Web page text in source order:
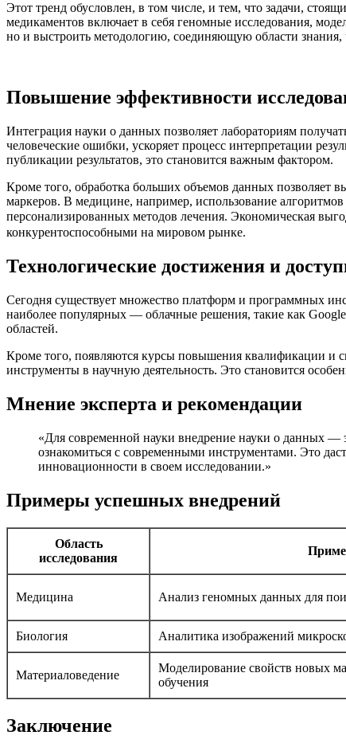
Этот тренд обусловлен, в том числе, и тем, что задачи,
медикаментов включает в себя геномные исследования,
но и выстроить методологию, соединяющую области знания,
Повышение эффективности
Интеграция науки о данных позволяет лабораториям
человеческие ошибки, ускоряет процесс интерпретации
публикации результатов, это становится важным фактором.
Кроме того, обработка больших объемов данных позволяет
маркеров. В медицине, например, использование
персонализированных методов лечения. Экономическая
конкурентоспособными на мировом рынке.
Технологические достижения и
Сегодня существует множество платформ и программных
наиболее популярных — облачные решения, такие как
областей.
Кроме того, появляются курсы повышения квалификации и
инструменты в научную деятельность. Это становится
Мнение эксперта и рекомендации
«Для современной науки внедрение науки о данных —
ознакомиться с современными инструментами. Это
инновационности в своем исследовании.»
Примеры успешных внедрений
Область
исследования
Медицина Анализ геномных данных для
Биология Аналитика изображений
Материаловедение
Моделирование свойств новых
обучения
Заключение